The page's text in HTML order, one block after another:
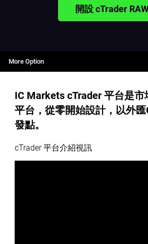
開設 cTrader
More Option
IC Markets cTrader 平台是市
平台，從零開始設計，以外匯
發點。
cTrader 平台介紹視訊